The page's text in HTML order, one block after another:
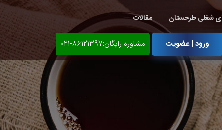
شغلی طرحستان مقالات
ورود | عضویت مشاوره رایگان:86121397-021